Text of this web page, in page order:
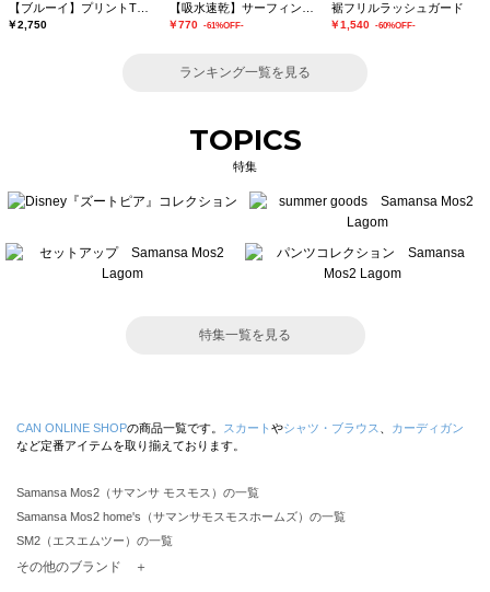
￥2,750 ￥770 -61%OFF-
裾フリルラッシュガード
￥1,540 -60%OFF-
ランキング一覧を見る
TOPICS
特集
特集一覧を見る
CAN ONLINE SHOPの商品一覧です。 スカート やシャツ・ブラウス
カーディガン
など定番アイテムを取り揃えております。
Samansa Mos2（サマンサ モスモス）の一覧
Samansa Mos2 home's（サマンサモスモスホームズ）の一覧
SM2（エスエムツー）の一覧
TSUHARU by Samansa Mos2（ツハルバイサマンサモスモス）の一覧
その他のブランド ＋